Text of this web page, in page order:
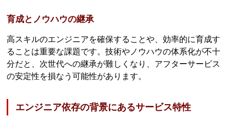
育成とノウハウの継承
高スキルのエンジニアを確保することや、効率的に育成す
ることは重要な課題です。技術やノウハウの体系化が不十
分だと、次世代への継承が難しくなり、アフターサービス
の安定性を損なう可能性があります。
エンジニア依存の背景にあるサービス特性